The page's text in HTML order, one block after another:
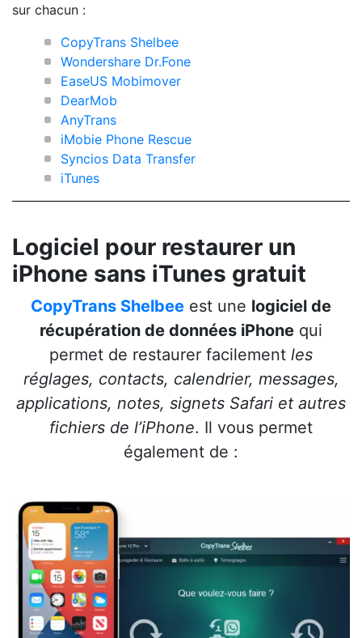
sur chacun :
CopyTrans Shelbee
Wondershare Dr.Fone
EaseUS Mobimover
DearMob
AnyTrans
iMobie Phone Rescue
Syncios Data Transfer
iTunes
Logiciel pour restaurer un
iPhone sans iTunes gratuit
CopyTrans Shelbee est une logiciel de
récupération de données iPhone qui
permet de restaurer facilement les
réglages, contacts, calendrier, messages,
applications, notes, signets Safari et autres
fichiers de l’iPhone. Il vous permet
également de :